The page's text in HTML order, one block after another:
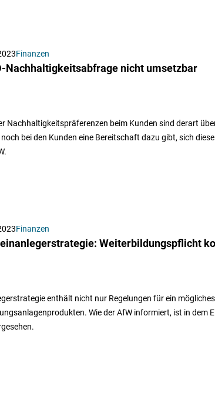
Finanzen
Nachhaltigkeitsabfrage nicht umsetzbar
Nachhaltigkeitspräferenzen beim Kunden sind derart
bei den Kunden eine Bereitschaft dazu gibt, sich
Finanzen
Weiterbildungspflicht
enthält nicht nur Regelungen für ein mögliches
Wie der AfW informiert, ist in dem